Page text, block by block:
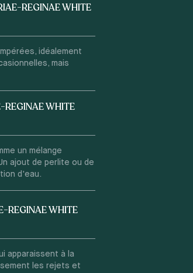
REGINAE WHITE
idéalement
mais
REGINAE WHITE
un mélange
ajout de perlite ou de
d'eau.
REGINAE WHITE
apparaissent à la
les rejets et